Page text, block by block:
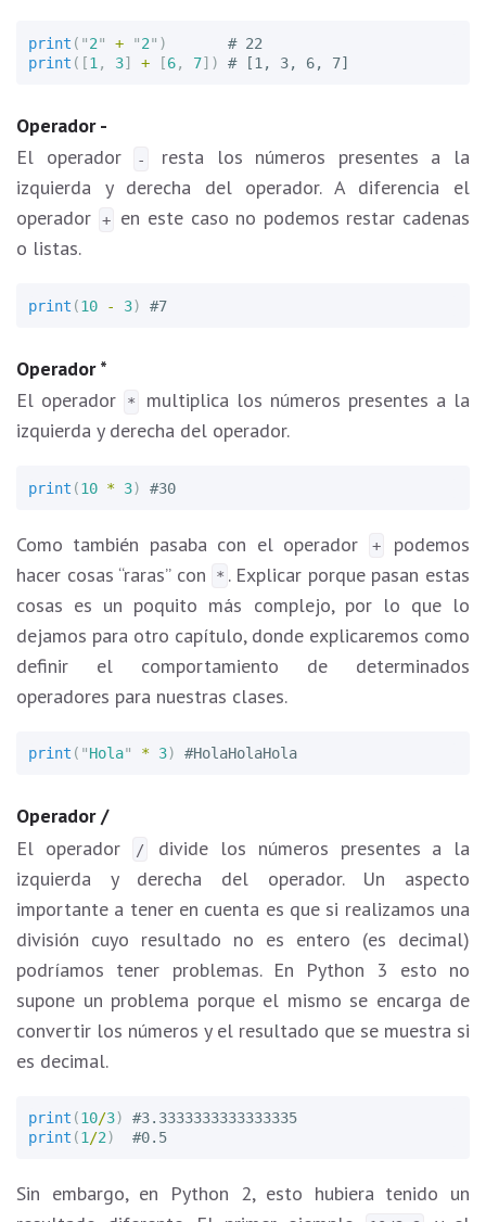
print ( "2" + "2" )
print ([1 , 3] + [6, 7])
Operador -
El operador
-
resta los números presentes a la
izquierda y derecha del operador. A diferencia el
operador
+
en este caso no podemos restar cadenas
o listas.
print (10 - 3)
Operador *
El operador
*
multiplica los números presentes a la
izquierda y derecha del operador.
print (10 * 3)
Como también pasaba con el operador +
podemos
hacer cosas “raras” con
* . Explicar porque pasan estas
cosas es un poquito más complejo, por lo que lo
dejamos para otro capítulo, donde explicaremos como
definir el comportamiento de determinados
operadores para nuestras clases.
print ( "Hola" * 3)
Operador /
El operador
/
divide los números presentes a la
izquierda y derecha del operador. Un aspecto
importante a tener en cuenta es que si realizamos una
división cuyo resultado no es entero (es decimal)
podríamos tener problemas. En Python 3 esto no
supone un problema porque el mismo se encarga de
convertir los números y el resultado que se muestra si
es decimal.
print (10/3)
print (1 /2)
Sin embargo, en Python 2, esto hubiera tenido un